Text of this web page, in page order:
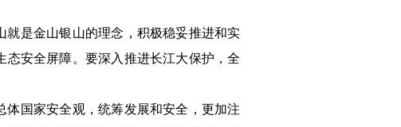
是金山银山的理念，积极稳妥推进和实
安全屏障。要深入推进长江大保护，全
国家安全观，统筹发展和安全，更加注